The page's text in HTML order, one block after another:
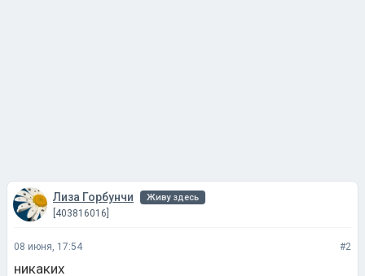
Лиза Горбунчи Живу здесь
[403816016]
08 июня, 17:54 #2
никаких